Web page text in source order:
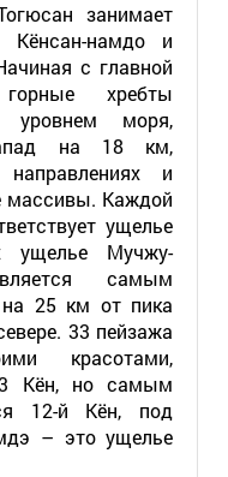
занимает
Кёнсан-намдо и
с главной
хребты
моря,
на 18 км,
и
массивы. Каждой
ущелье
ущелье Мучжу-
самым
на 25 км от пика
33 пейзажа
красотами,
Кён, но самым
12-й Кён, под
– это ущелье